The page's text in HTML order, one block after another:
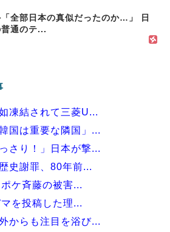
全部日本の真似だったのか…」 日
通のテ...
凍結されて三菱U...
国は重要な隣国」...
さり！」日本が撃...
史謝罪、80年前...
ケ斉藤の被害...
を投稿した理...
からも注目を浴び...